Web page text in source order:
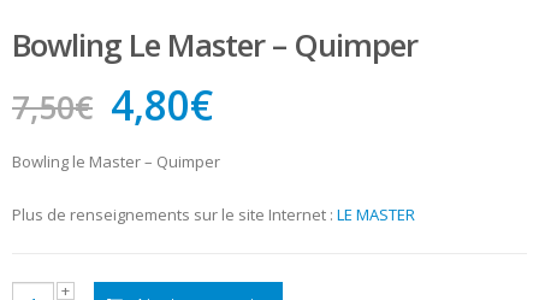
Bowling Le Master – Quimper
7,50€ Le
prix
initial
était :
4,80€Le
prix
actuel
est :
Bowling le Master – Quimper
Plus de renseignements sur le site Internet : LE MASTER
quantité